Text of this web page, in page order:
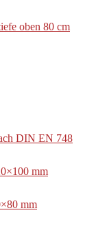
oben 80 cm
DIN EN 748
mm
mm